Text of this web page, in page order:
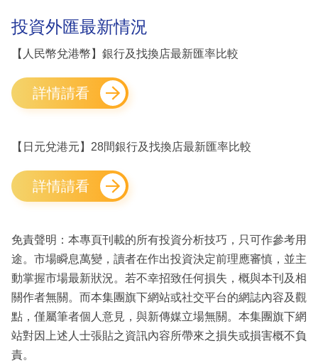
投資外匯最新情況
【人民幣兌港幣】銀行及找換店最新匯率比較
詳情請看
【日元兌港元】28間銀行及找換店最新匯率比較
詳情請看
免責聲明：本專頁刊載的所有投資分析技巧，只可作參考用
途。市場瞬息萬變，讀者在作出投資決定前理應審慎，並主
動掌握市場最新狀況。若不幸招致任何損失，概與本刊及相
關作者無關。而本集團旗下網站或社交平台的網誌內容及觀
點，僅屬筆者個人意見，與新傳媒立場無關。本集團旗下網
站對因上述人士張貼之資訊內容所帶來之損失或損害概不負
責。